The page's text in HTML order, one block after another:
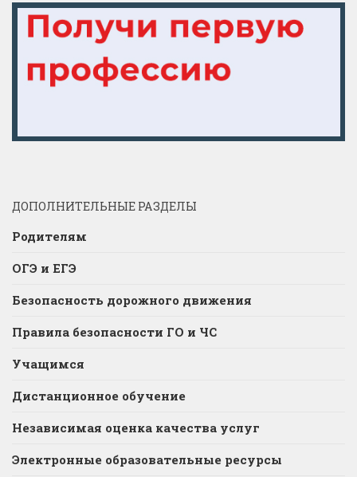
ДОПОЛНИТЕЛЬНЫЕ РАЗДЕЛЫ
Родителям
ОГЭ и ЕГЭ
Безопасность дорожного движения
Правила безопасности ГО и ЧС
Учащимся
Дистанционное обучение
Независимая оценка качества услуг
Электронные образовательные ресурсы